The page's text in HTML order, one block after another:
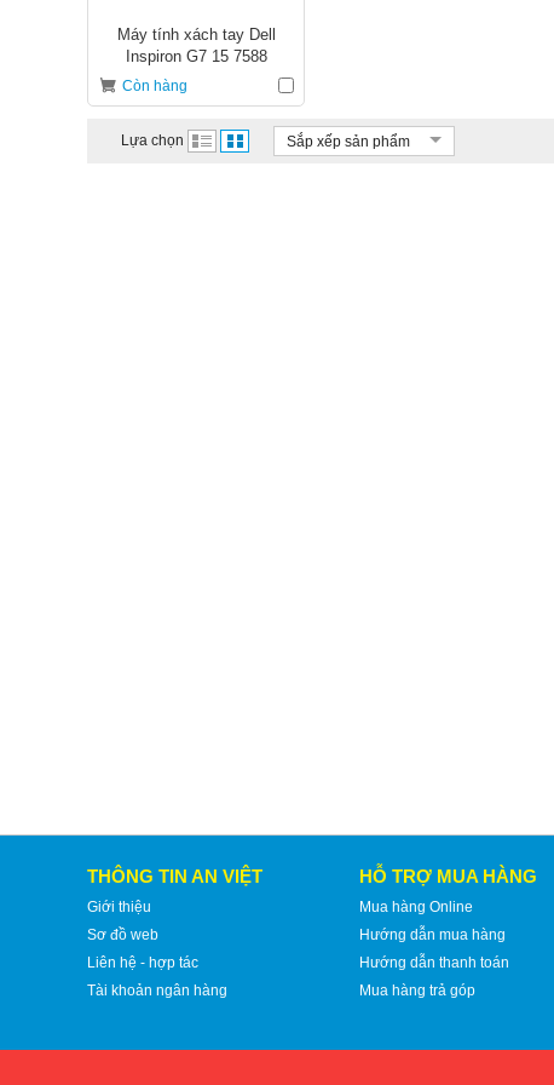
Máy tính xách tay Dell
Inspiron G7 15 7588
70183902
Còn hàng
Lựa chọn Sắp xếp sản phẩm
THÔNG TIN AN VIỆT
Giới thiệu
Sơ đồ web
Liên hệ - hợp tác
Tài khoản ngân hàng
HỖ TRỢ MUA HÀNG
Mua hàng Online
Hướng dẫn mua hàng
Hướng dẫn thanh toán
Mua hàng trả góp